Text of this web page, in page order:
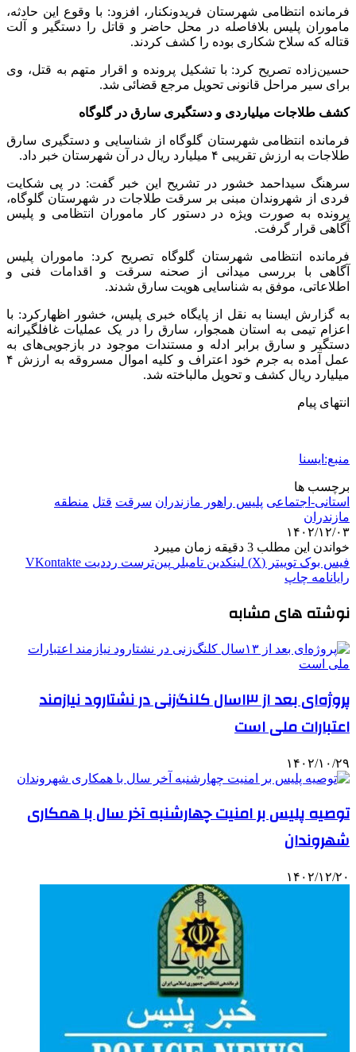
فرمانده انتظامی شهرستان فریدونکنار، افزود: با وقوع این حادثه،
ماموران پلیس بلافاصله در محل حاضر و قاتل را دستگیر و آلت
قتاله که سلاح شکاری بوده را کشف کردند.
حسین‌زاده تصریح کرد: با تشکیل پرونده و اقرار متهم به قتل، وی
برای سیر مراحل قانونی تحویل مرجع قضائی شد.
کشف طلاجات میلیاردی و دستگیری سارق در گلوگاه
فرمانده انتظامی شهرستان گلوگاه از شناسایی و دستگیری سارق
طلاجات به ارزش تقریبی ۴ میلیارد ریال در آن شهرستان خبر داد.
سرهنگ سیداحمد خشور در تشریح این خبر گفت: در پی شکایت
فردی از شهروندان مبنی بر سرقت طلاجات در شهرستان گلوگاه،
پرونده به صورت ویژه در دستور کار ماموران انتظامی و پلیس
آگاهی قرار گرفت.
فرمانده انتظامی شهرستان گلوگاه تصریح کرد: ماموران پلیس
آگاهی با بررسی میدانی از صحنه سرقت و اقدامات فنی و
اطلاعاتی، موفق به شناسایی هویت سارق شدند.
به گزارش ایسنا به نقل از پایگاه خبری پلیس، خشور اظهارکرد: با
اعزام تیمی به استان همجوار، سارق را در یک عملیات غافلگیرانه
دستگیر و سارق برابر ادله و مستندات موجود در بازجویی‌های به
عمل آمده به جرم خود اعتراف و کلیه اموال مسروقه به ارزش ۴
میلیارد ریال کشف و تحویل مالباخته شد.
انتهای پیام
منبع:ایسنا
برچسب ها
استانی-اجتماعی پلیس راهور مازندران سرقت قتل منطقه
مازندران
۱۴۰۲/۱۲/۰۳
خواندن این مطلب 3 دقیقه زمان میبرد
فیس بوک توییتر (X) لینکدین ‫تامبلر ‫پین‌ترست ‫رددیت ‫VKontakte
رایانامه چاپ
نوشته های مشابه
پروژه‌ای بعد از ۱۳سال کلنگ‌زنی در نشتارود نیازمند
اعتبارات ملی است
۱۴۰۲/۱۰/۲۹
توصیه پلیس بر امنیت چهارشنبه آخر سال با همکاری
شهروندان
۱۴۰۲/۱۲/۲۰